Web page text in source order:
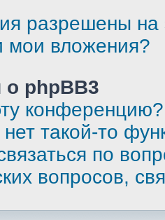
разрешены
мои вложения?
phpBB3
конференцию?
такой-то
по
вопросов,